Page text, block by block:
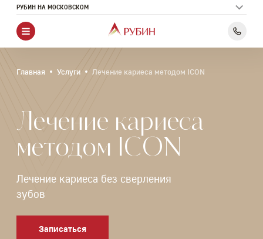
РУБИН НА МОСКОВСКОМ
Главная Услуги Лечение кариеса методом ICON
Лечение кариеса
методом ICON
Лечение кариеса без сверления
зубов
Записаться